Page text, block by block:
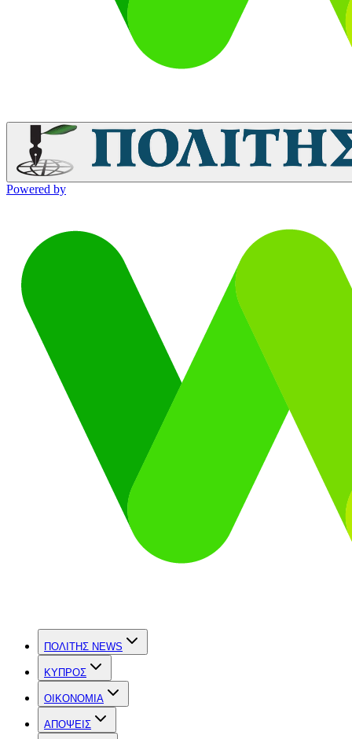
Powered by
ΠΟΛΙΤΗΣ NEWS
ΚΥΠΡΟΣ
OIKONOMIA
ΑΠΟΨΕΙΣ